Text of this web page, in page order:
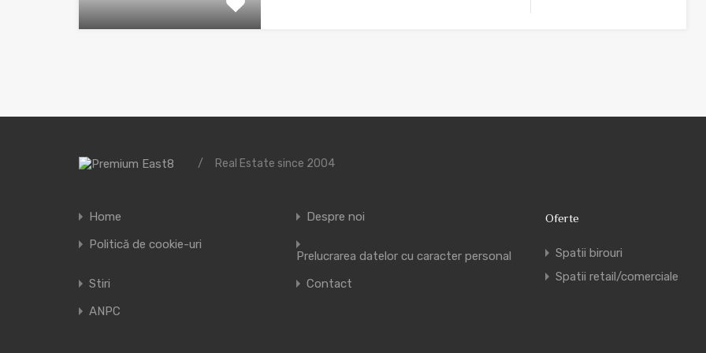
/ Real Estate since 2004
Home
Despre noi
Politică de cookie-uri
Prelucrarea datelor cu caracter personal
Stiri
Contact
ANPC
Oferte
Spatii birouri
Spatii retail/comerciale